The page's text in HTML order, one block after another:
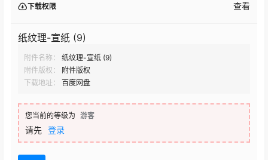
下载权限 查看
纸纹理-宣纸 (9)
附件名称：
纸纹理-宣纸 (9)
附件版权：
附件版权
下载地址：
百度网盘
您当前的等级为 游客
请先 登录